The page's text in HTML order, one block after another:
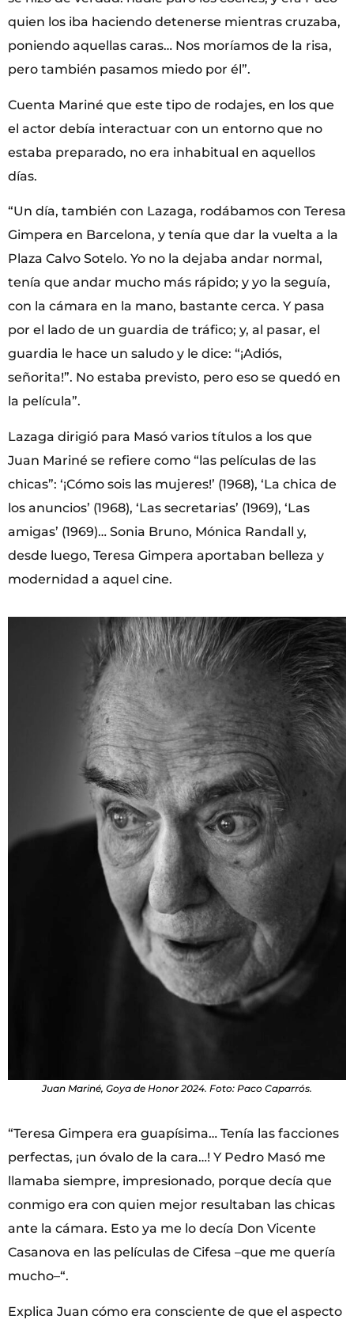
quien los iba haciendo detenerse mientras cruzaba,
poniendo aquellas caras… Nos moríamos de la risa,
pero también pasamos miedo por él”.
Cuenta Mariné que este tipo de rodajes, en los que
el actor debía interactuar con un entorno que no
estaba preparado, no era inhabitual en aquellos
días.
“Un día, también con Lazaga, rodábamos con Teresa
Gimpera en Barcelona, y tenía que dar la vuelta a la
Plaza Calvo Sotelo. Yo no la dejaba andar normal,
tenía que andar mucho más rápido; y yo la seguía,
con la cámara en la mano, bastante cerca. Y pasa
por el lado de un guardia de tráfico; y, al pasar, el
guardia le hace un saludo y le dice: “¡Adiós,
señorita!”. No estaba previsto, pero eso se quedó en
la película”.
Lazaga dirigió para Masó varios títulos a los que
Juan Mariné se refiere como “las películas de las
chicas”: ‘¡Cómo sois las mujeres!’ (1968), ‘La chica de
los anuncios’ (1968), ‘Las secretarias’ (1969), ‘Las
amigas’ (1969)… Sonia Bruno, Mónica Randall y,
desde luego, Teresa Gimpera aportaban belleza y
modernidad a aquel cine.
Juan Mariné, Goya de Honor 2024. Foto: Paco Caparrós.
“Teresa Gimpera era guapísima… Tenía las facciones
perfectas, ¡un óvalo de la cara…! Y Pedro Masó me
llamaba siempre, impresionado, porque decía que
conmigo era con quien mejor resultaban las chicas
ante la cámara. Esto ya me lo decía Don Vicente
Casanova en las películas de Cifesa –que me quería
mucho–“.
Explica Juan cómo era consciente de que el aspecto